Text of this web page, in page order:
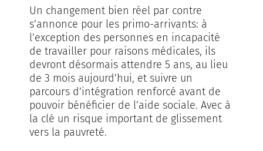
Un changement bien réel par contre
s’annonce pour les primo-arrivants: à
l’exception des personnes en incapacité
de travailler pour raisons médicales, ils
devront désormais attendre 5 ans, au lieu
de 3 mois aujourd’hui, et suivre un
parcours d’intégration renforcé avant de
pouvoir bénéficier de l’aide sociale. Avec à
la clé un risque important de glissement
vers la pauvreté.